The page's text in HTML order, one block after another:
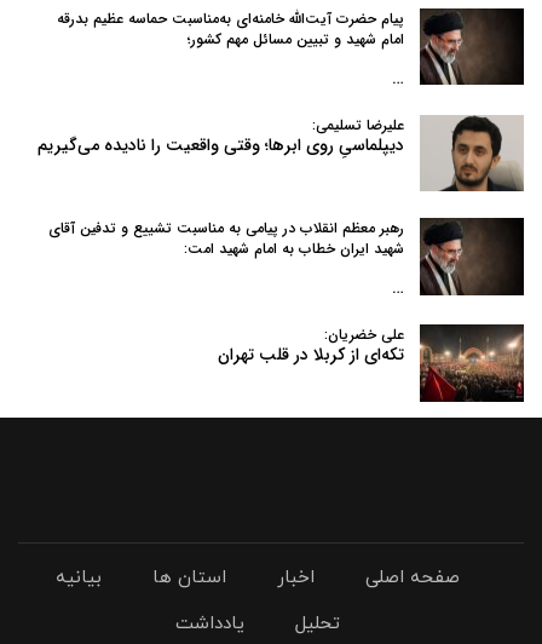
پیام حضرت آیت‌الله خامنه‌ای به‌مناسبت حماسه عظیم بدرقه
امام شهید و تبیین مسائل مهم کشور؛
…
علیرضا تسلیمی:
دیپلماسیِ روی ابرها؛ وقتی واقعیت را نادیده می‌گیریم
رهبر معظم انقلاب در پیامی به‌ مناسبت تشییع و تدفین آقای
شهید ایران خطاب به امام شهید امت:
…
علی خضریان:
تکه‌ای از کربلا در قلب تهران
صفحه اصلی اخبار استان ها
بیانیه
تحلیل
یادداشت